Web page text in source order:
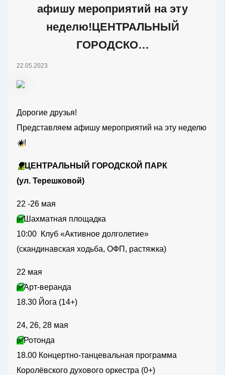
афишу мероприятий на эту
неделю!ЦЕНТРАЛЬНЫЙ
ГОРОДСКО…
22.05.2023
Дорогие друзья!
Представляем афишу мероприятий на эту неделю
☀️!
🌳ЦЕНТРАЛЬНЫЙ ГОРОДСКОЙ ПАРК
(ул. Терешковой)
22 -26 мая
✅Шахматная площадка
10:00 Клуб «Активное долголетие»
(скандинавская ходьба, ОФП, растяжка)
22 мая
✅Арт-веранда
18.30 Йога (14+)
24, 26, 28 мая
✅Ротонда
18.00 Концертно-танцевальная программа
Королёвского духового оркестра (0+)